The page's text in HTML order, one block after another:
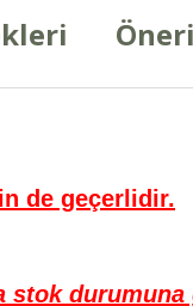
de geçerlidir.
stok